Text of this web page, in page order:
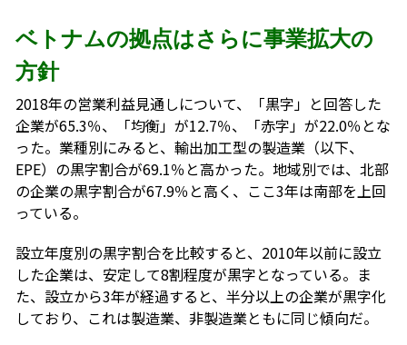
ベトナムの拠点はさらに事業拡大の
方針
2018年の営業利益見通しについて、「黒字」と回答した
企業が65.3％、「均衡」が12.7％、「赤字」が22.0％とな
った。業種別にみると、輸出加工型の製造業（以下、
EPE）の黒字割合が69.1％と高かった。地域別では、北部
の企業の黒字割合が67.9％と高く、ここ3年は南部を上回
っている。
設立年度別の黒字割合を比較すると、2010年以前に設立
した企業は、安定して8割程度が黒字となっている。ま
た、設立から3年が経過すると、半分以上の企業が黒字化
しており、これは製造業、非製造業ともに同じ傾向だ。